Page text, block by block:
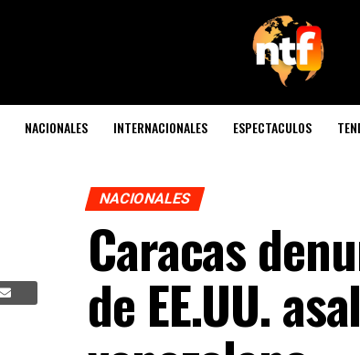
NACIONALES INTERNACIONALES ESPECTACULOS
NACIONALES
Caracas
de EE.UU.